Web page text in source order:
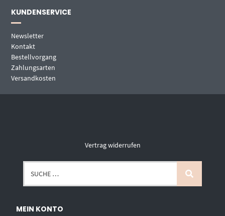
KUNDENSERVICE
Newsletter
Kontakt
Bestellvorgang
Zahlungsarten
Versandkosten
Vertrag widerrufen
MEIN KONTO